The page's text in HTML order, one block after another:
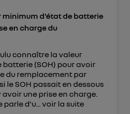
minimum d'état de batterie
en charge du
connaître la valeur
(SOH) pour avoir
du remplacement par
le SOH passait en dessous
avoir une prise en charge.
parle d'u... voir la suite